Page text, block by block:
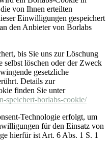
von Ihnen erteilten
Einwilligungen gespeichert
den Anbieter von Borlabs
bis Sie uns zur Löschung
löschen oder der Zweck
gesetzliche
Details zur
finden Sie unter
speichert-borlabs-cookie/
Technologie erfolgt, um
für den Einsatz von
hierfür ist Art. 6 Abs. 1 S. 1